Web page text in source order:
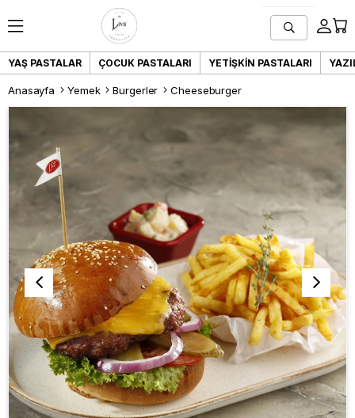
YAŞ PASTALAR ÇOCUK PASTALARI YETIŞKIN PASTALARI
Anasayfa Yemek Burgerler Cheeseburger